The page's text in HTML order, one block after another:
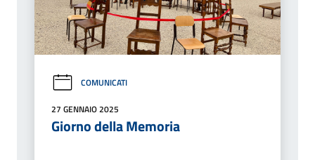
COMUNICATI
27 GENNAIO 2025
Giorno della Memoria